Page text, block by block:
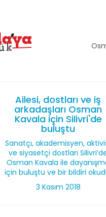
Ailesi, dostları ve iş
arkadaşları Osman
Kavala için Silivri'de
buluştu
Sanatçı, akademisyen,
ve siyasetçi dostları
Osman Kavala ile
için buluştu ve bir bildiri
3 Kasım 2018